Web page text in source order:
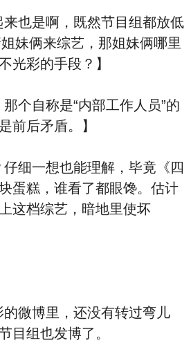
是啊，既然节目组都放低
妹俩来综艺，那姐妹俩哪里
光彩的手段？】
自称是“内部工作人员”的
前后矛盾。】
一想也能理解，毕竟《四
蛋糕，谁看了都眼馋。估计
这档综艺，暗地里使坏
博里，还没有转过弯儿
目组也发博了。